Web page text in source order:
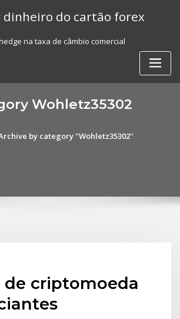
do cartão forex
na taxa de câmbio comercial
Wohletz35302
by category "Wohletz35302"
de criptomoeda